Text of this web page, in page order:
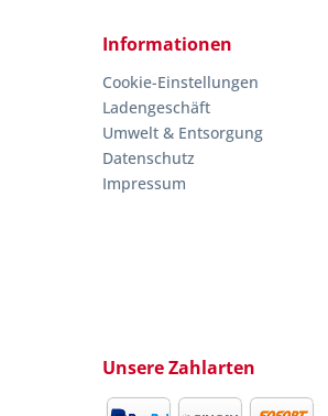
Informationen
Cookie-Einstellungen
Ladengeschäft
Umwelt & Entsorgung
Datenschutz
Impressum
Unsere Zahlarten